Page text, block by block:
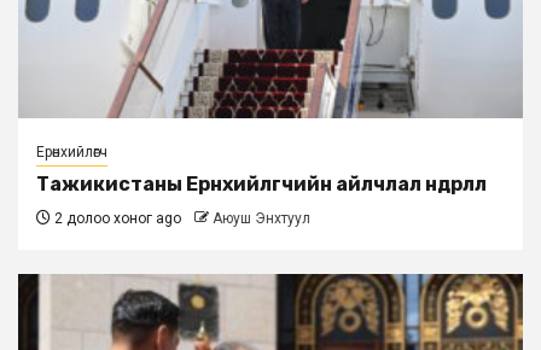
Ерөнхийлөгч
Тажикистаны Ерөнхийлөгчийн айлчлал өндөрлөлөө
2 долоо хоног ago Аюуш Энхтуул